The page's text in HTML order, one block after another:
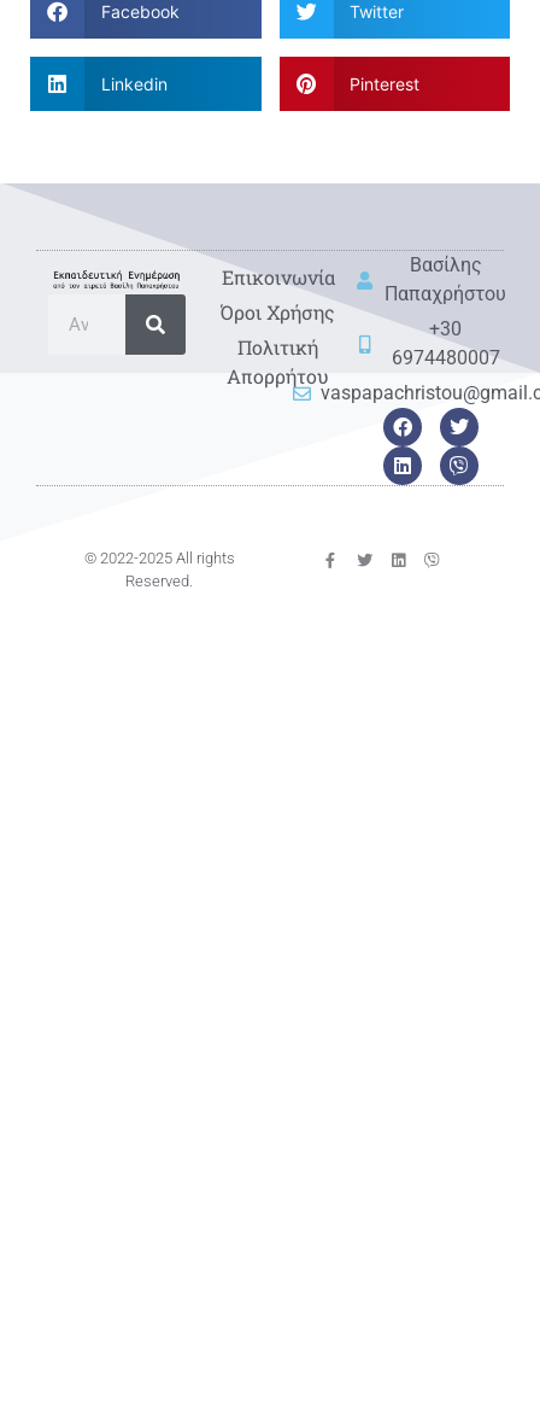
Facebook Twitter
Linkedin Pinterest
Eπικοινωνία
Όροι Χρήσης
Πολιτική
Απορρήτου
Βασίλης
Παπαχρήστου
+30
6974480007
© 2022-2025 All rights
Reserved.